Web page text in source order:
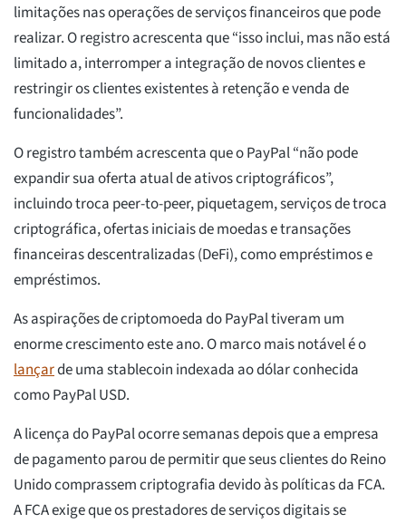
limitações nas operações de serviços financeiros que pode
realizar. O registro acrescenta que “isso inclui, mas não está
limitado a, interromper a integração de novos clientes e
restringir os clientes existentes à retenção e venda de
funcionalidades”.
O registro também acrescenta que o PayPal “não pode
expandir sua oferta atual de ativos criptográficos”,
incluindo troca peer-to-peer, piquetagem, serviços de troca
criptográfica, ofertas iniciais de moedas e transações
financeiras descentralizadas (DeFi), como empréstimos e
empréstimos.
As aspirações de criptomoeda do PayPal tiveram um
enorme crescimento este ano. O marco mais notável é o
lançarde uma stablecoin indexada ao dólar conhecida
como PayPal USD.
A licença do PayPal ocorre semanas depois que a empresa
de pagamento parou de permitir que seus clientes do Reino
Unido comprassem criptografia devido às políticas da FCA.
A FCA exige que os prestadores de serviços digitais se